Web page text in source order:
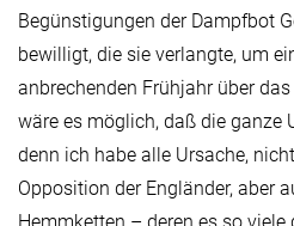
Begünstigungen der Dampfbot
bewilligt, die sie verlangte, um
anbrechenden Frühjahr über
wäre es möglich, daß die ganze
denn ich habe alle Ursache,
Opposition der Engländer, aber
Hemmketten – deren es so viele